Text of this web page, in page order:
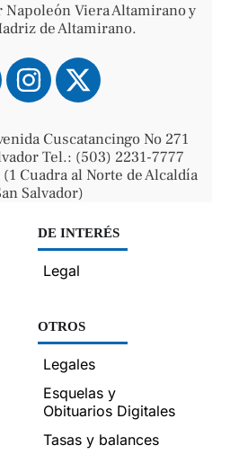
Napoleón Viera Altamirano y
de Altamirano.
Cuscatancingo No 271
Tel.: (503) 2231-7777
Cuadra al Norte de Alcaldía
Salvador)
DE INTERÉS
Legal
OTROS
Legales
Esquelas y
Obituarios Digitales
Tasas y balances